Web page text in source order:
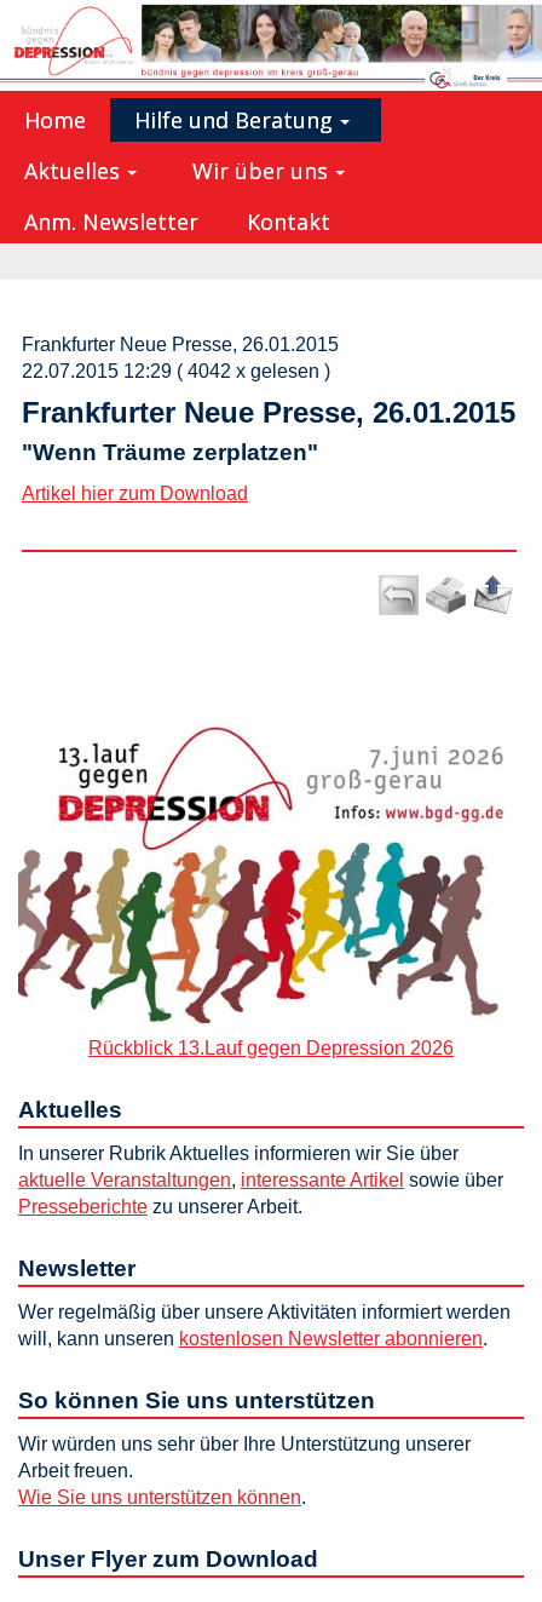
Home
Hilfe und Beratung
Aktuelles
Wir über uns
Anm. Newsletter
Kontakt
Frankfurter Neue Presse, 26.01.2015
22.07.2015 12:29 ( 4042 x gelesen )
Frankfurter Neue Presse, 26.01.2015
"Wenn Träume zerplatzen"
Artikel hier zum Download
Rückblick 13.Lauf gegen Depression 2026
Aktuelles
In unserer Rubrik Aktuelles informieren wir Sie über
aktuelle Veranstaltungen, interessante Artikel sowie über
Presseberichte zu unserer Arbeit.
Newsletter
Wer regelmäßig über unsere Aktivitäten informiert werden
will, kann unseren kostenlosen Newsletter abonnieren.
So können Sie uns unterstützen
Wir würden uns sehr über Ihre Unterstützung unserer
Arbeit freuen.
Wie Sie uns unterstützen können.
Unser Flyer zum Download